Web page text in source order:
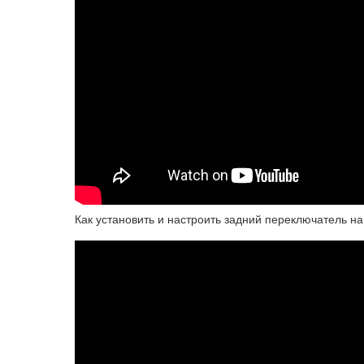
Как установить и настроить задний переключатель